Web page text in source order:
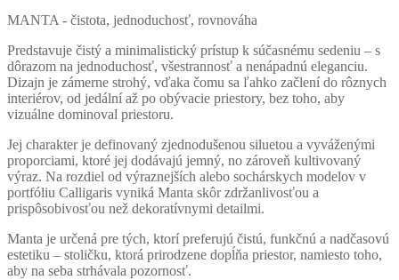
MANTA - čistota, jednoduchosť, rovnováha
Predstavuje čistý a minimalistický prístup k súčasnému sedeniu – s
dôrazom na jednoduchosť, všestrannosť a nenápadnú eleganciu.
Dizajn je zámerne strohý, vďaka čomu sa ľahko začlení do rôznych
interiérov, od jedální až po obývacie priestory, bez toho, aby
vizuálne dominoval priestoru.
Jej charakter je definovaný zjednodušenou siluetou a vyváženými
proporciami, ktoré jej dodávajú jemný, no zároveň kultivovaný
výraz. Na rozdiel od výraznejších alebo sochárskych modelov v
portfóliu Calligaris vyniká Manta skôr zdržanlivosťou a
prispôsobivosťou než dekoratívnymi detailmi.
Manta je určená pre tých, ktorí preferujú čistú, funkčnú a nadčasovú
estetiku – stoličku, ktorá prirodzene dopĺňa priestor, namiesto toho,
aby na seba strhávala pozornosť.